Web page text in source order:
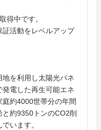
得中です。
証活動をレベルアップ
を利用し太陽光パネ
電した再生可能エネ
約4000世帯分の年間
約9350トンのCO2削
います。